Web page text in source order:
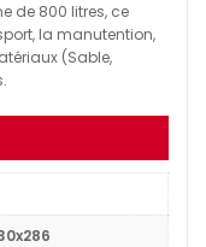
de 800 litres, ce
la manutention,
(Sable,